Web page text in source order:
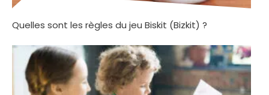
Quelles sont les règles du jeu Biskit (Bizkit) ?